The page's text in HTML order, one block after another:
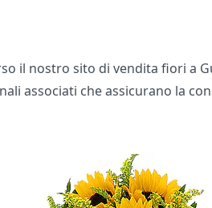
il nostro sito di vendita fiori a
associati che assicurano la